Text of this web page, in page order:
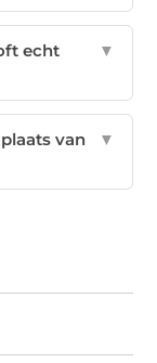
echt
▼
van
▼